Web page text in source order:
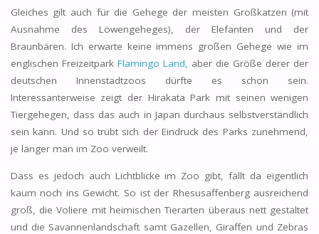
Gleiches gilt auch für die Gehege der meisten Großkatzen (mit
Ausnahme des Löwengeheges), der Elefanten und der
Braunbären. Ich erwarte keine immens großen Gehege wie im
englischen Freizeitpark Flamingo Land, aber die Größe derer der
deutschen Innenstadtzoos dürfte es schon sein.
Interessanterweise zeigt der Hirakata Park mit seinen wenigen
Tiergehegen, dass das auch in Japan durchaus selbstverständlich
sein kann. Und so trübt sich der Eindruck des Parks zunehmend,
je länger man im Zoo verweilt.
Dass es jedoch auch Lichtblicke im Zoo gibt, fällt da eigentlich
kaum noch ins Gewicht. So ist der Rhesusaffenberg ausreichend
groß, die Voliere mit heimischen Tierarten überaus nett gestaltet
und die Savannenlandschaft samt Gazellen, Giraffen und Zebras